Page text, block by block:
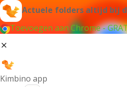
Actuele folders altijd bij
Toevoegen aan Chrome -
Kimbino app